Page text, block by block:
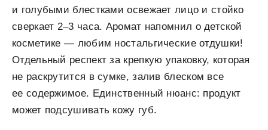
и голубыми блестками освежает лицо и стойко
сверкает 2–3 часа. Аромат напомнил о детской
косметике — любим ностальгические отдушки!
Отдельный респект за крепкую упаковку, которая
не раскрутится в сумке, залив блеском все
ее содержимое. Единственный нюанс: продукт
может подсушивать кожу губ.